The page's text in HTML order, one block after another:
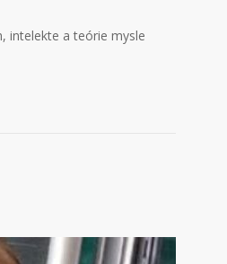
intelekte a teórie mysle